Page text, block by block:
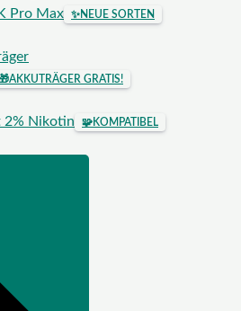
Pro Max
✨NEUE SORTEN
AKKUTRÄGER GRATIS!
2% Nikotin
🧩KOMPATIBEL